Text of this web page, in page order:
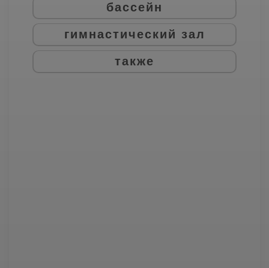
бассейн
гимнастический зал
также